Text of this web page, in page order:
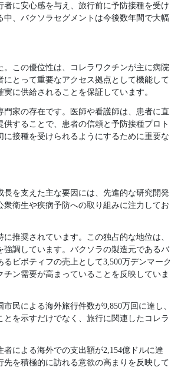
に安心感を与え、旅行前に予防接種を受け
、バクソラセグメントは今後数年間で大幅
この優位性は、コレラワクチンが主に病院
とって重要なアクセス拠点として機能して
に供給されることを保証しています。
家の存在です。医師や看護師は、患者に直
することで、患者の信頼と予防接種プロト
接種を受けられるようにするために重要な
を支えた主な要因には、先進的な研究開発
衛生や疾病予防への取り組みに注力してお
推奨されています。この独占的な地位は、
調しています。バクソラの製造元であるバ
ビボティフの売上として3,500万デンマーク
ン需要が高まっていることを反映していま
民による海外旅行件数が9,850万回に達し、
を示すだけでなく、旅行に関連したコレラ
による海外での支出額が2,154億ドルに達
先を積極的に訪れる意欲の高まりを反映して